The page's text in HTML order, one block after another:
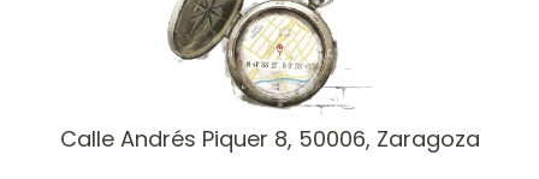
Calle Andrés Piquer 8, 50006, Zaragoza